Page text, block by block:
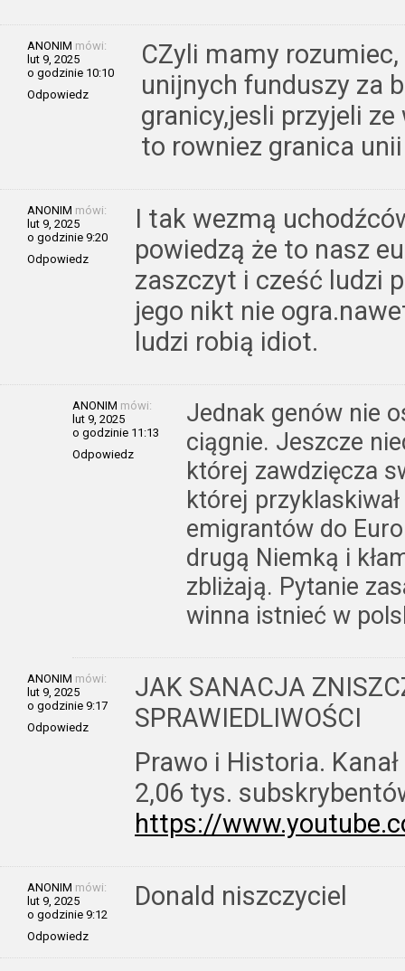
ANONIM mówi:
lut 9, 2025
o godzinie 10:10
Odpowiedz
CZyli mamy
unijnych funduszy za
granicy,jesli przyjeli
to rowniez granica unii
ANONIM mówi:
lut 9, 2025
o godzinie 9:20
Odpowiedz
I tak wezmą
powiedzą że to nasz
zaszczyt i cześć ludzi
jego nikt nie
ludzi robią idiot.
ANONIM mówi:
lut 9, 2025
o godzinie 11:13
Odpowiedz
Jednak genów nie
ciągnie. Jeszcze
której zawdzięcza
której
emigrantów do
drugą Niemką i
zbliżają. Pytanie
winna istnieć w
ANONIM mówi:
lut 9, 2025
o godzinie 9:17
Odpowiedz
JAK SANACJA
SPRAWIEDLIWOŚCI
Prawo i Historia.
2,06 tys.
https://
ANONIM mówi:
lut 9, 2025
o godzinie 9:12
Odpowiedz
Donald niszczyciel